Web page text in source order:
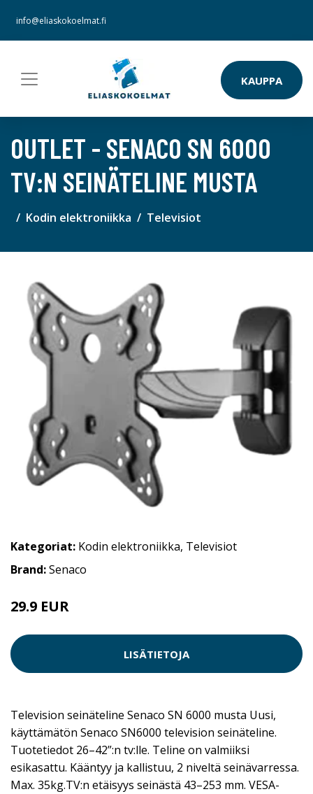
info@eliaskokoelmat.fi
KAUPPA
OUTLET - SENACO SN 6000
TV:N SEINÄTELINE MUSTA
Kodin elektroniikka Televisiot
Kategoriat: Kodin elektroniikka, Televisiot
Brand:Senaco
29.9 EUR
LISÄTIETOJA
Television seinäteline Senaco SN 6000 musta Uusi,
käyttämätön Senaco SN6000 television seinäteline.
Tuotetiedot 26–42”:n tv:lle. Teline on valmiiksi
esikasattu. Kääntyy ja kallistuu, 2 niveltä seinävarressa.
Max. 35kg.TV:n etäisyys seinästä 43–253 mm. VESA-